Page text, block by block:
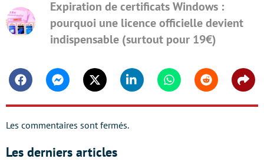
Expiration de certificats Windows :
pourquoi une licence officielle devient
indispensable (surtout pour 19€)
FacebookMessengerTwitter Linkedin WhatsappReddit
Les commentaires sont fermés.
Les derniers articles